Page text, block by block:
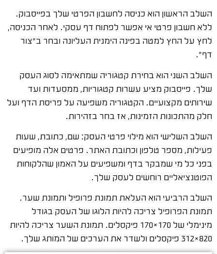
השלב הראשון הוא כניסה לחשבון הפרטי שלך בפייסבוק.
ללא חשבון פרטי אי אפשר לפתוח דף עסקי. לאחר הכניסה,
לחץ על החץ למטה בפינה הימנית העליונה ובחר ב"צור
דף".
השלב השני הוא בחירת קטגוריה שמתאימה לסוג העסק
שלך. פייסבוק מציע עשרות קטגוריות, ממסעדות ועד
שירותים מקצועיים. הקטגוריה משפיעה על פריסת הדף ועל
חלק מהתכונות הזמינות, אז בחר בזהירות.
השלב השלישי הוא מילוי פרטי העסק: שם, כתובת, שעות
פעילות, מספר טלפון וכתובת האתר. פרטים אלה מופיעים
בפני כל מי שמבקר בדף ומשפיעים על האמון שהלקוחות
הפוטנציאליים רוחשים לעסק שלך.
השלב הרביעי הוא העלאת תמונת פרופיל ותמונת שער.
תמונת הפרופיל צריכה להיות הלוגו של העסק בגודל
מינימלי של 170×170 פיקסלים. תמונת השער צריכה להיות
820×312 פיקסלים ולשדר את הערכים של המותג שלך.